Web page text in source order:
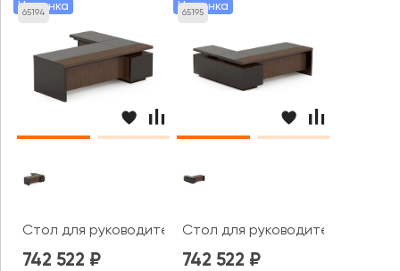
65194
Новинка
Стол для руководителя левый 2400x2000x750-1150
742 522
65195
Новинка
Стол для руководителя
742 522